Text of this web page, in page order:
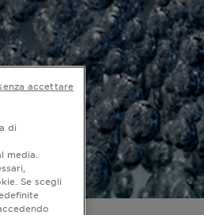
di
media.
Se scegli
accettare